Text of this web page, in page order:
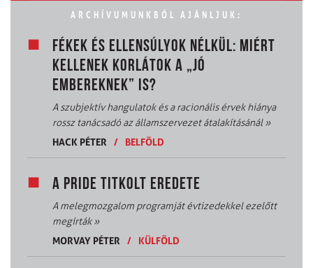
ARCHÍVUMUNKBÓL AJÁNLJUK:
FÉKEK ÉS ELLENSÚLYOK NÉLKÜL: MIÉRT
KELLENEK KORLÁTOK A „JÓ
EMBEREKNEK” IS?
A szubjektív hangulatok és a racionális érvek hiánya
rossz tanácsadó az államszervezet átalakításánál»
HACK PÉTER
/ BELFÖLD
A PRIDE TITKOLT EREDETE
A melegmozgalom programját évtizedekkel ezelőtt
megírták»
MORVAY PÉTER
/ KÜLFÖLD